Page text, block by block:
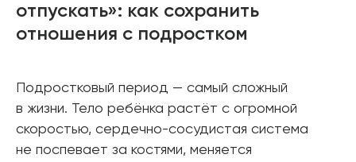
отпускать»: как сохранить
отношения с подростком
Подростковый период — самый сложный
в жизни. Тело ребёнка растёт с огромной
скоростью, сердечно-сосудистая система
не поспевает за костями, меняется